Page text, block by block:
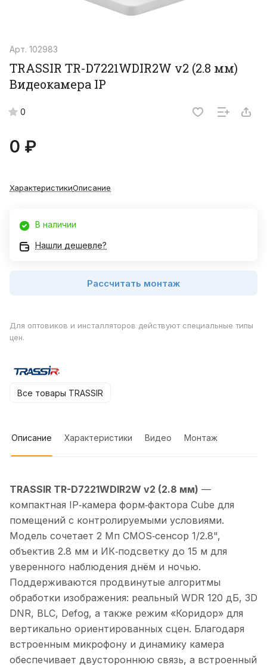
Арт. 102983
TRASSIR TR-D7221WDIR2W v2 (2.8 мм)
Видеокамера IP
0
0 ₽
ХарактеристикиОписание
В наличии
Нашли дешевле?
Рассчитать монтаж
Для оптовиков и инсталляторов действуют специальные типы
цен.
Все товары TRASSIR
Описание Характеристики Видео Монтаж
TRASSIR TR-D7221WDIR2W v2 (2.8 мм) —
компактная IP‑камера форм‑фактора Cube для
помещений с контролируемыми условиями.
Модель сочетает 2 Мп CMOS‑сенсор 1/2.8",
объектив 2.8 мм и ИК‑подсветку до 15 м для
уверенного наблюдения днём и ночью.
Поддерживаются продвинутые алгоритмы
обработки изображения: реальный WDR 120 дБ, 3D
DNR, BLC, Defog, а также режим «Коридор» для
вертикально ориентированных сцен. Благодаря
встроенным микрофону и динамику камера
обеспечивает двустороннюю связь, а встроенный